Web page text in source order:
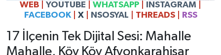
WEB | YOUTUBE WHATSAPP INSTAGRAM
FACEBOOK| X| NSOSYAL | THREADS | RSS
17 İlçenin Tek Dijital Sesi: Mahalle
Mahalle, Köy Köy Afyonkarahisar